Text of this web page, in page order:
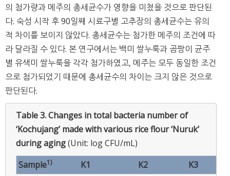
의 첨가량과 메주의 총세균수가 영향을 미쳤을 것으로 판단된
다. 숙성 시작 후 90일째 시료구별 고추장의 총세균수는 유의
적 차이를 보이지 않았다. 총세균수는 첨가한 메주의 조건에 따
라 달라질 수 있다. 본 연구에서는 백미 쌀누룩과 곰팡이 균주
별 유색미 쌀누룩을 각각 첨가하였고, 메주는 모두 동일한 조건
으로 첨가되었기 때문에 총세균수의 차이는 크지 않은 것으로
판단된다.
Table 3.Changes in total bacteria number of
‘Kochujang’ made with various rice flour ‘Nuruk’
during aging(Unit: log CFU/mL)
Sample1) K1 K2
K3